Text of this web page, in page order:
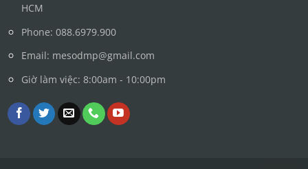
HCM
Phone: 088.6979.900
Email: mesodmp@gmail.com
Giờ làm việc: 8:00am - 10:00pm